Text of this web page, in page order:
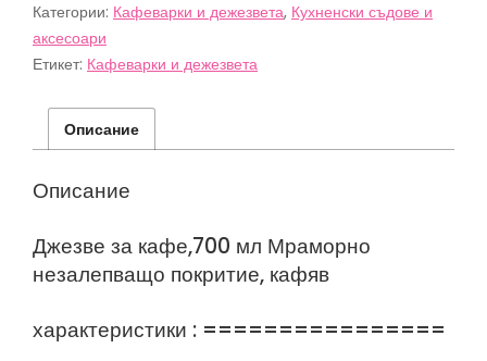
кафе,700
мл
Мраморно
незалепващо
кафяв
Категории: Кафеварки и дежезвета, Кухненски съдове и
аксесоари
Етикет: Кафеварки и дежезвета
Описание
Описание
Джезве за кафе,700 мл Мраморно
незалепващо покритие, кафяв
характеристики : ================